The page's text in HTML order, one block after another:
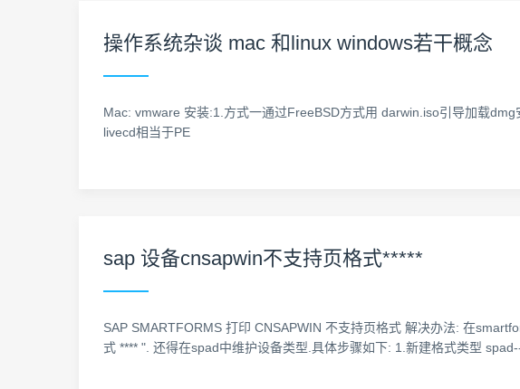
操作系统杂谈 mac 和linux windows若干概念
Mac: vmware 安装:1.方式一通过FreeBSD方式用 darwin.iso引导加载
livecd相当于PE
sap 设备cnsapwin不支持页格式*****
SAP SMARTFORMS 打印 CNSAPWIN 不支持页格式 解决办法: 在
式 **** ". 还得在spad中维护设备类型.具体步骤如下: 1.新建格式类型